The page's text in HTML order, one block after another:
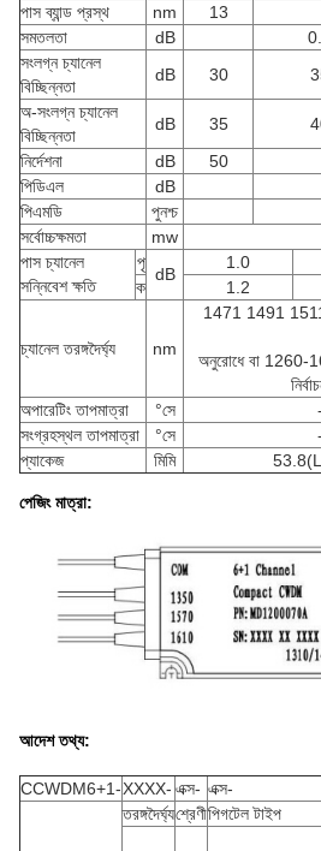
পাস ব্যান্ড প্রস্থ
nm
13
সমতলতা
dB
সংলগ্ন চ্যানেল
বিচ্ছিন্নতা
dB 30
অ-সংলগ্ন চ্যানেল
বিচ্ছিন্নতা
dB 35
নির্দেশনা
dB
50
পিডিএল
dB
পিএমডি
পুনশ্চ
সর্বোচ্চক্ষমতা
mw
পাস চ্যানেল
সন্নিবেশ ক্ষতি
পৃ
dB
1.0
ক
1.2
চ্যানেল তরঙ্গদৈর্ঘ্য nm
1471 1491
অনুরোধে বা 1260-
অপারেটিং তাপমাত্রা
°সে
সংগ্রহস্থল তাপমাত্রা
°সে
প্যাকেজ
মিমি
পেজিং মাত্রা:
আদেশ তথ্য:
CCWDM6+1-XXXX- এক্স- এক্স-
তরঙ্গদৈর্ঘ্যশ্রেণীপিগটেল টাইপ